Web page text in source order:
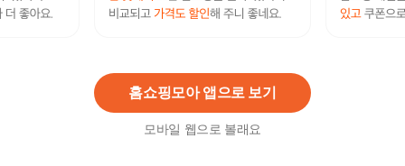
홈쇼핑모아 앱으로 보기
모바일 웹으로 볼래요
텔레